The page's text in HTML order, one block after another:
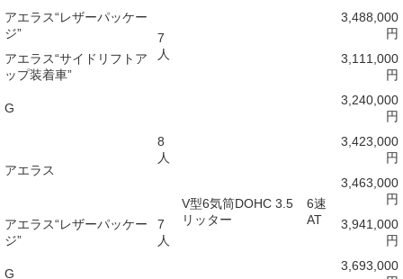
7
人
アエラス“レザーパッケー
ジ”
3,488,000
円
アエラス“サイドリフトア
ップ装着車”
3,111,000
円
G
3,240,000
円
アエラス
8
人
V型6気筒DOHC 3.5
リッター
6速
AT
3,423,000
円
7
人
3,463,000
円
アエラス“レザーパッケー
ジ”
3,941,000
円
G
3,693,000